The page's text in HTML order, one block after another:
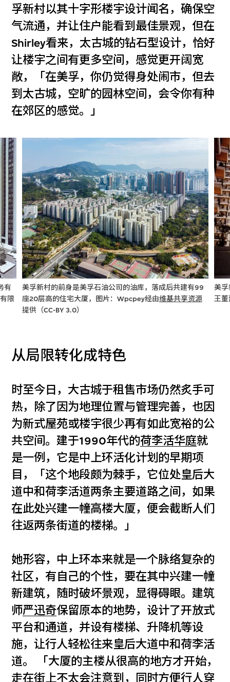
孚新村以其十字形楼宇设计闻名，确保空
气流通，并让住户能看到最佳景观，但在
Shirley看来，太古城的钻石型设计，恰好
让楼宇之间有更多空间，感觉更开阔宽
敞，「在美孚，你仍觉得身处闹市，但去
到太古城，空旷的园林空间，会令你有种
在郊区的感觉。」
美孚新村的前身是美孚石油公司的油库，落成后共建有99
座20层高的住宅大厦，图片：Wpcpey经由维基共享资源
提供（CC-BY 3.0）
美
王
有
限
从局限转化成特色
时至今日，大古城于租售市场仍然炙手可
热，除了因为地理位置与管理完善，也因
为新式屋苑或楼宇很少再有如此宽裕的公
共空间。建于1990年代的荷李活华庭就
是一例，它是中上环活化计划的早期项
目，「这个地段颇为棘手，它位处皇后大
道中和荷李活道两条主要道路之间，如果
在此处兴建一幢高楼大厦，便会截断人们
往返两条街道的楼梯。」
她形容，中上环本来就是一个脉络复杂的
社区，有自己的个性，要在其中兴建一幢
新建筑，随时破坏景观，显得碍眼。建筑
师严迅奇保留原本的地势，设计了开放式
平台和通道，并设有楼梯、升降机等设
施，让行人轻松往来皇后大道中和荷李活
道。 「大厦的主楼从很高的地方才开始，
走在街上不太会注意到，同时方便行人穿